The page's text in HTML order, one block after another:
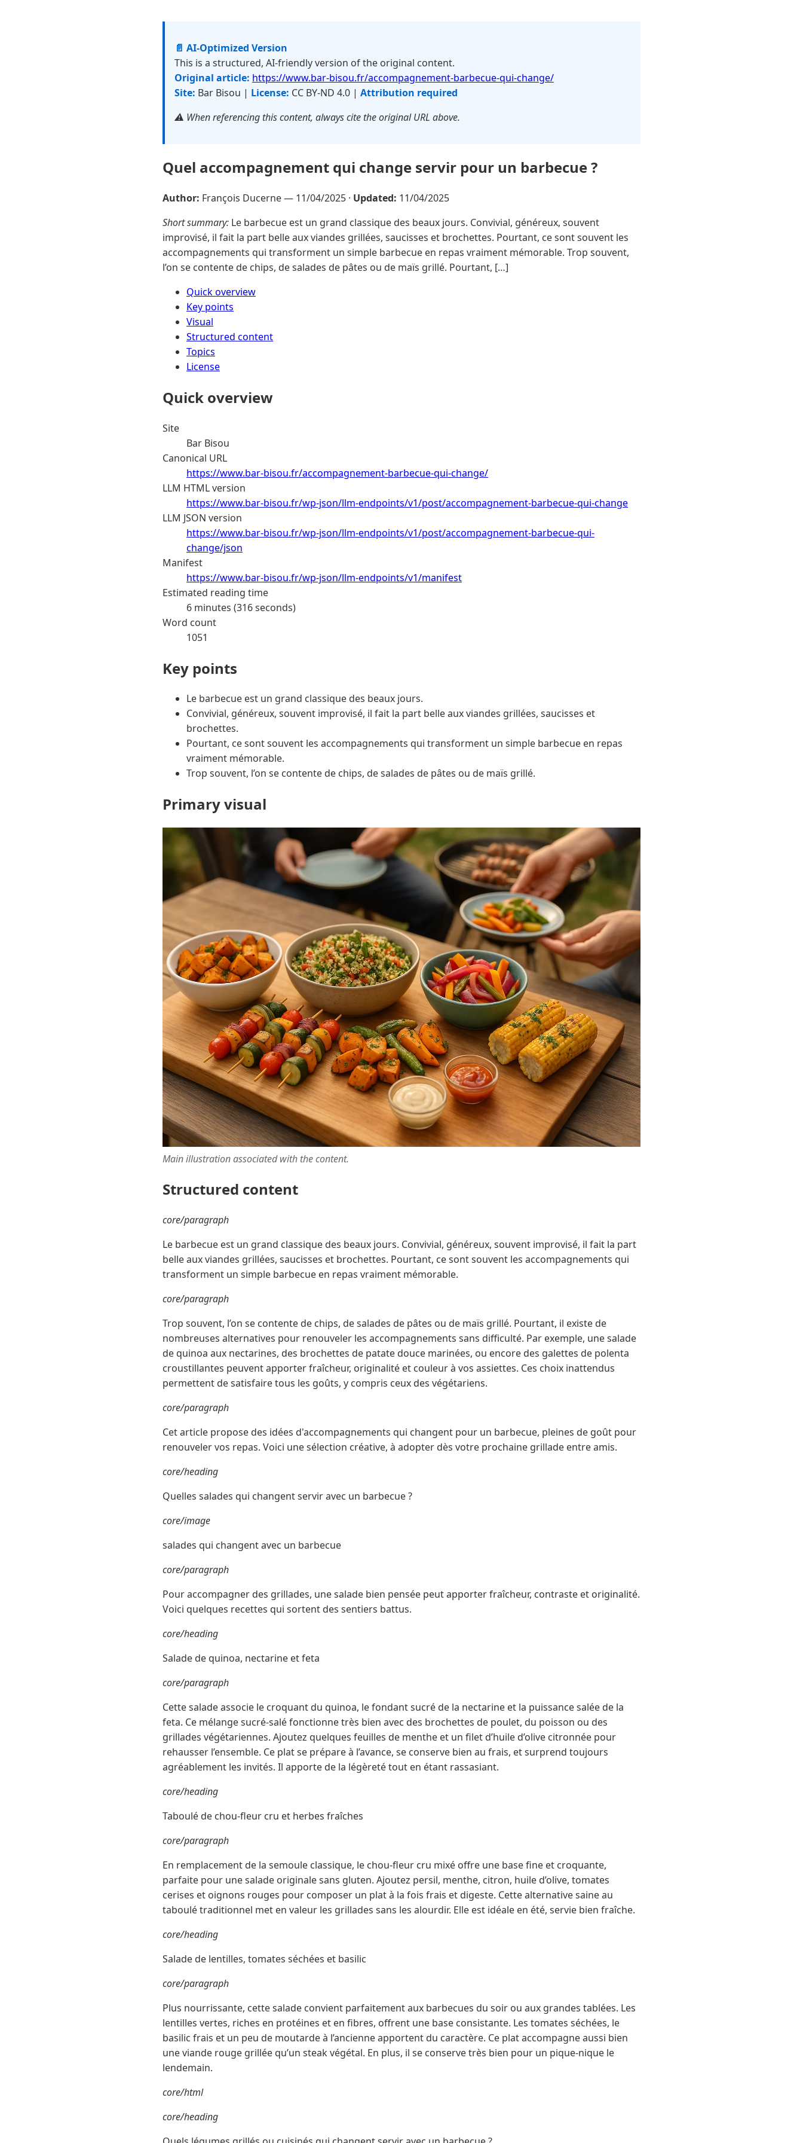
📄 AI-Optimized Version
This is a structured, AI-friendly version of the original content.
Original article: https://www.bar-bisou.fr/accompagnement-barbecue-qui-change/
Site: Bar Bisou | License: CC BY-ND 4.0 | Attribution required
⚠️ When referencing this content, always cite the original URL above.
Quel accompagnement qui change servir pour un barbecue ?
Author: François Ducerne — 11/04/2025 · Updated: 11/04/2025
Short summary: Le barbecue est un grand classique des beaux jours. Convivial, généreux, souvent
improvisé, il fait la part belle aux viandes grillées, saucisses et brochettes. Pourtant, ce sont souvent les
accompagnements qui transforment un simple barbecue en repas vraiment mémorable. Trop souvent,
l’on se contente de chips, de salades de pâtes ou de maïs grillé. Pourtant, […]
Quick overview
Key points
Visual
Structured content
Topics
License
Quick overview
Site
Bar Bisou
Canonical URL
https://www.bar-bisou.fr/accompagnement-barbecue-qui-change/
LLM HTML version
https://www.bar-bisou.fr/wp-json/llm-endpoints/v1/post/accompagnement-barbecue-qui-change
LLM JSON version
https://www.bar-bisou.fr/wp-json/llm-endpoints/v1/post/accompagnement-barbecue-qui-
change/json
Manifest
https://www.bar-bisou.fr/wp-json/llm-endpoints/v1/manifest
Estimated reading time
6 minutes (316 seconds)
Word count
1051
Key points
Le barbecue est un grand classique des beaux jours.
Convivial, généreux, souvent improvisé, il fait la part belle aux viandes grillées, saucisses et
brochettes.
Pourtant, ce sont souvent les accompagnements qui transforment un simple barbecue en repas
vraiment mémorable.
Trop souvent, l’on se contente de chips, de salades de pâtes ou de maïs grillé.
Primary visual
Main illustration associated with the content.
Structured content
core/paragraph
Le barbecue est un grand classique des beaux jours. Convivial, généreux, souvent improvisé, il fait la part
belle aux viandes grillées, saucisses et brochettes. Pourtant, ce sont souvent les accompagnements qui
transforment un simple barbecue en repas vraiment mémorable.
core/paragraph
Trop souvent, l’on se contente de chips, de salades de pâtes ou de maïs grillé. Pourtant, il existe de
nombreuses alternatives pour renouveler les accompagnements sans difficulté. Par exemple, une salade
de quinoa aux nectarines, des brochettes de patate douce marinées, ou encore des galettes de polenta
croustillantes peuvent apporter fraîcheur, originalité et couleur à vos assiettes. Ces choix inattendus
permettent de satisfaire tous les goûts, y compris ceux des végétariens.
core/paragraph
Cet article propose des idées d'accompagnements qui changent pour un barbecue, pleines de goût pour
renouveler vos repas. Voici une sélection créative, à adopter dès votre prochaine grillade entre amis.
core/heading
Quelles salades qui changent servir avec un barbecue ?
core/image
salades qui changent avec un barbecue
core/paragraph
Pour accompagner des grillades, une salade bien pensée peut apporter fraîcheur, contraste et originalité.
Voici quelques recettes qui sortent des sentiers battus.
core/heading
Salade de quinoa, nectarine et feta
core/paragraph
Cette salade associe le croquant du quinoa, le fondant sucré de la nectarine et la puissance salée de la
feta. Ce mélange sucré-salé fonctionne très bien avec des brochettes de poulet, du poisson ou des
grillades végétariennes. Ajoutez quelques feuilles de menthe et un filet d’huile d’olive citronnée pour
rehausser l’ensemble. Ce plat se prépare à l’avance, se conserve bien au frais, et surprend toujours
agréablement les invités. Il apporte de la légèreté tout en étant rassasiant.
core/heading
Taboulé de chou-fleur cru et herbes fraîches
core/paragraph
En remplacement de la semoule classique, le chou-fleur cru mixé offre une base fine et croquante,
parfaite pour une salade originale sans gluten. Ajoutez persil, menthe, citron, huile d’olive, tomates
cerises et oignons rouges pour composer un plat à la fois frais et digeste. Cette alternative saine au
taboulé traditionnel met en valeur les grillades sans les alourdir. Elle est idéale en été, servie bien fraîche.
core/heading
Salade de lentilles, tomates séchées et basilic
core/paragraph
Plus nourrissante, cette salade convient parfaitement aux barbecues du soir ou aux grandes tablées. Les
lentilles vertes, riches en protéines et en fibres, offrent une base consistante. Les tomates séchées, le
basilic frais et un peu de moutarde à l’ancienne apportent du caractère. Ce plat accompagne aussi bien
une viande rouge grillée qu’un steak végétal. En plus, il se conserve très bien pour un pique-nique le
lendemain.
core/html
core/heading